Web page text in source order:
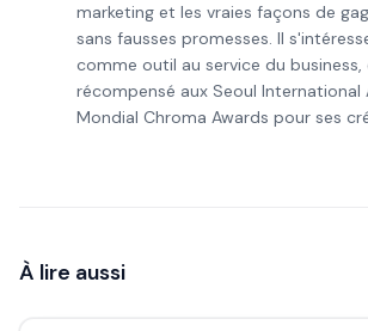
marketing et les vraies façons de
sans fausses promesses. Il
comme outil au service du
récompensé aux Seoul International
Mondial Chroma Awards pour ses
À lire aussi